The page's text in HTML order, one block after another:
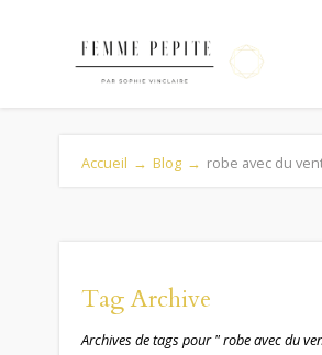
Accueil → Blog → robe avec du
Tag Archive
Archives de tags pour " robe avec du